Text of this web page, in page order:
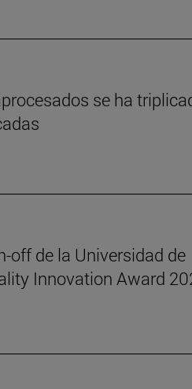
se ha
off de la Universidad de
Innovation Award